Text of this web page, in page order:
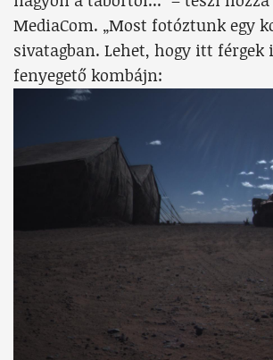
MediaCom. „Most fotóztunk egy
sivatagban. Lehet, hogy itt férgek
fenyegető kombájn: